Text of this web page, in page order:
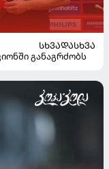
ᲡᲮᲕᲐᲓᲐᲡᲮᲕᲐ
განაგრძობს